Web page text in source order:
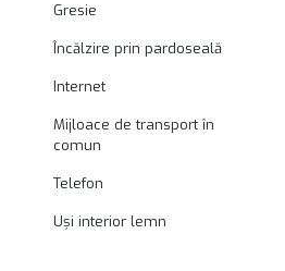
Gresie
Încălzire prin pardoseală
Internet
Mijloace de transport în
comun
Telefon
Uși interior lemn